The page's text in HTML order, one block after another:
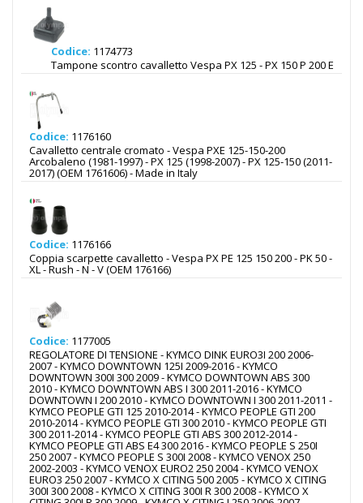
Codice: 1174773
Tampone scontro cavalletto Vespa PX 125 - PX 150 P 200 E
Codice: 1176160
Cavalletto centrale cromato - Vespa PXE 125-150-200
Arcobaleno (1981-1997) - PX 125 (1998-2007) - PX 125-150 (2011-
2017) (OEM 1761606) - Made in Italy
Codice: 1176166
Coppia scarpette cavalletto - Vespa PX PE 125 150 200 - PK 50 -
XL - Rush - N - V (OEM 176166)
Codice: 1177005
REGOLATORE DI TENSIONE - KYMCO DINK EURO3I 200 2006-
2007 - KYMCO DOWNTOWN 125I 2009-2016 - KYMCO
DOWNTOWN 300I 300 2009 - KYMCO DOWNTOWN ABS 300
2010 - KYMCO DOWNTOWN ABS I 300 2011-2016 - KYMCO
DOWNTOWN I 200 2010 - KYMCO DOWNTOWN I 300 2011-2011 -
KYMCO PEOPLE GTI 125 2010-2014 - KYMCO PEOPLE GTI 200
2010-2014 - KYMCO PEOPLE GTI 300 2010 - KYMCO PEOPLE GTI
300 2011-2014 - KYMCO PEOPLE GTI ABS 300 2012-2014 -
KYMCO PEOPLE GTI ABS E4 300 2016 - KYMCO PEOPLE S 250I
250 2007 - KYMCO PEOPLE S 300I 2008 - KYMCO VENOX 250
2002-2003 - KYMCO VENOX EURO2 250 2004 - KYMCO VENOX
EURO3 250 2007 - KYMCO X CITING 500 2005 - KYMCO X CITING
300I 300 2008 - KYMCO X CITING 300I R 300 2008 - KYMCO X